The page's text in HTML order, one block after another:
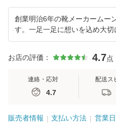
創業明治6年の靴メーカームー
す。一足一足に想いを込め大切
お店の評価： 4.7点
連絡・応対
4.7
配送ス
販売者情報 支払い方法 営業